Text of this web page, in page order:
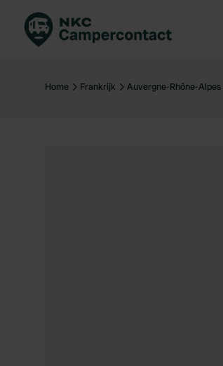
Nederland
Home Frankrijk Auvergne-Rhône-Alpes